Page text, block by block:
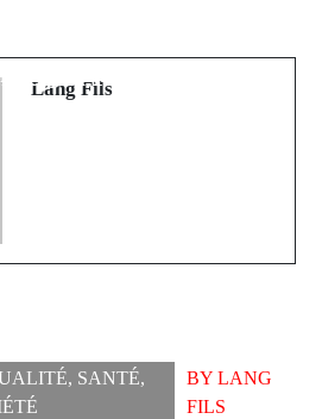
du Pakao
la rigueur
Lang Fils
, SANTÉ,
BY LANG
FILS